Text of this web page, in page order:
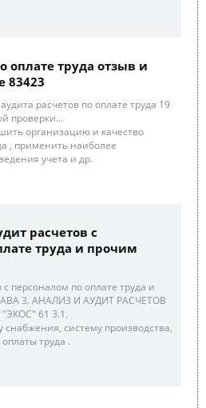
оплате труда отзыв и
83423
расчетов по оплате труда 19
проверки...
организацию и качество
, применить наиболее
учета и др.
расчетов с
труда и прочим
персоналом по оплате труда и
3. АНАЛИЗ И АУДИТ РАСЧЕТОВ
61 3.1.
снабжения, систему производства,
труда .